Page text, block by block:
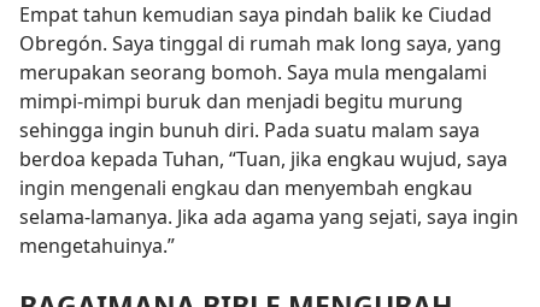
Empat tahun kemudian saya pindah balik ke Ciudad
Obregón. Saya tinggal di rumah mak long saya, yang
merupakan seorang bomoh. Saya mula mengalami
mimpi-mimpi buruk dan menjadi begitu murung
sehingga ingin bunuh diri. Pada suatu malam saya
berdoa kepada Tuhan, “Tuan, jika engkau wujud, saya
ingin mengenali engkau dan menyembah engkau
selama-lamanya. Jika ada agama yang sejati, saya ingin
mengetahuinya.”